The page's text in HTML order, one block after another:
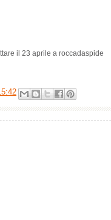
il 23 aprile a roccadaspide